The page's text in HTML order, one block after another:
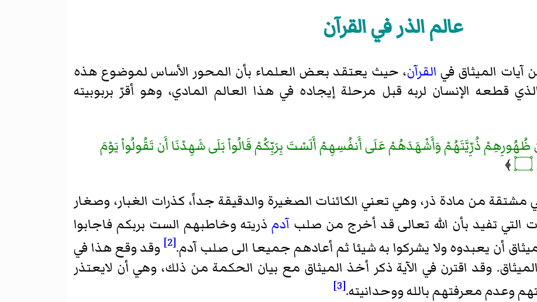
عالم الذر في القرآن
آيات الميثاق في القرآن، حيث يعتقد بعض العلماء بأن المحور الأساس لموضوع هذه
قطعه الإنسان لربه قبل مرحلة إيجاده في هذا العالم المادي، وهو أقرّ بربوبيته
ذُرِّيَّتَهُمْ وَأَشْهَدَهُمْ عَلَى أَنفُسِهِمْ أَلَسْتَ بِرَبِّكُمْ قَالُواْ بَلَى شَهِدْنَا أَن تَقُولُواْ يَوْمَ
﴾
مشتقة من مادة ذر، وهي تعني الكائنات الصغيرة والدقيقة جداً، كذرات الغبار، وصغار
التي تفيد بأن الله تعالی قد أخرج من صلب آدم ذريته وخاطبهم الست بربكم فاجابوا
أن يعبدوه ولا يشركوا به شيئا ثم أعادهم جميعا الی صلب آدم.[2]
وقد وقع هذا في
وقد اقترن في الآية ذكر أخذ الميثاق مع بيان الحكمة من ذلك، وهي أن لايعتذر
وعدم معرفتهم بالله ووحدانيته.[3]